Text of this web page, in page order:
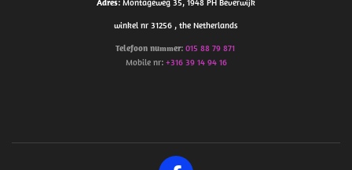
Adres: Montageweg 35, 1948 PH Beverwijk
winkel nr 31256 , the Netherlands
Telefoon nummer:015 88 79 871
Mobile nr: +316 39 14 94 16